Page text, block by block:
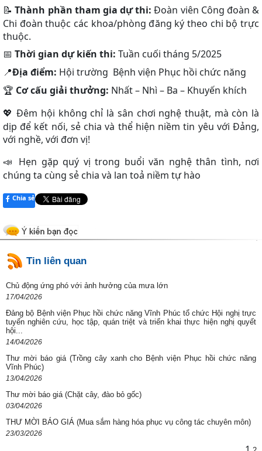
📝 Thành phần tham gia dự thi:Đoàn viên Công đoàn &
Chi đoàn thuộc các khoa/phòng đăng ký theo chi bộ trực
thuộc.
📅 Thời gian dự kiến thi: Tuần cuối tháng 5/2025
📍Địa điểm: Hội trường Bệnh viện Phục hồi chức năng
🏆 Cơ cấu giải thưởng: Nhất – Nhì – Ba – Khuyến khích
💖 Đêm hội không chỉ là sân chơi nghệ thuật, mà còn là
dịp để kết nối, sẻ chia và thể hiện niềm tin yêu với Đảng,
với nghề, với đơn vị!
📣
Hẹn gặp quý vị trong buổi văn nghệ thân tình, nơi
chúng ta cùng sẻ chia và lan toả niềm tự hào
Chia sẻ
Tin liên quan
Chủ động ứng phó với ảnh hưởng của mưa lớn
17/04/2026
Đảng bộ Bệnh viện Phục hồi chức năng Vĩnh Phúc tổ chức Hội nghị trực
tuyến nghiên cứu, học tập, quán triệt và triển khai thực hiện nghị quyết
hội...
14/04/2026
Thư mời báo giá (Trồng cây xanh cho Bệnh viện Phục hồi chức năng
Vĩnh Phúc)
13/04/2026
Thư mời báo giá (Chặt cây, đào bỏ gốc)
03/04/2026
THƯ MỜI BÁO GIÁ (Mua sắm hàng hóa phục vụ công tác chuyên môn)
23/03/2026